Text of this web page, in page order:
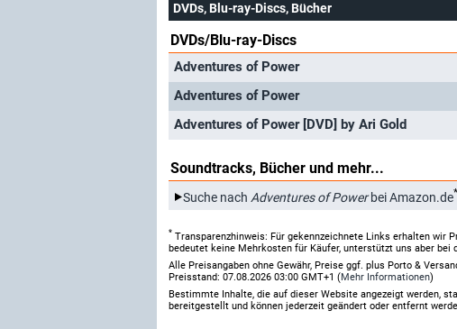
DVDs, Blu-ray-Discs, Bücher
DVDs/Blu-ray-Discs
Adventures of Power
Adventures of Power
Adventures of Power [DVD] by Ari Gold
Soundtracks, Bücher und mehr...
Suche nach Adventures of Powerbei Amazon.de*
* Transparenzhinweis: Für gekennzeichnete Links erhalten wir
bedeutet keine Mehrkosten für Käufer, unterstützt uns aber bei
Alle Preisangaben ohne Gewähr, Preise ggf. plus Porto &
Preisstand: 07.08.2026 03:00 GMT+1 (Mehr Informationen)
Bestimmte Inhalte, die auf dieser Website angezeigt werden,
bereitgestellt und können jederzeit geändert oder entfernt